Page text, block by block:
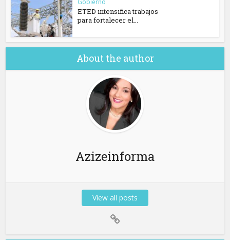
Gobierno
ETED intensifica trabajos
para fortalecer el...
About the author
Azizeinforma
View all posts